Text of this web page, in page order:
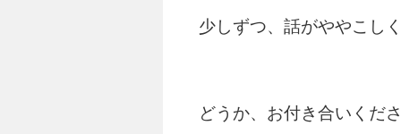
少しずつ、話がややこし
どうか、お付き合いくだ